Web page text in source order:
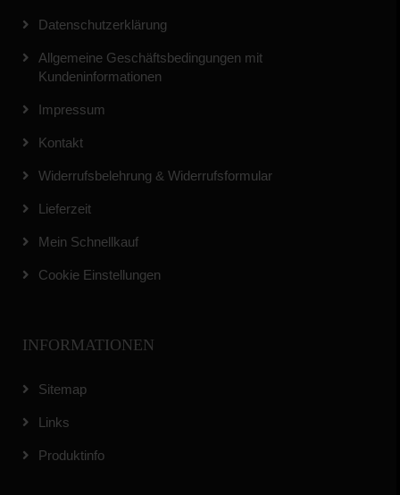
Datenschutzerklärung
Allgemeine Geschäftsbedingungen mit
Kundeninformationen
Impressum
Kontakt
Widerrufsbelehrung & Widerrufsformular
Lieferzeit
Mein Schnellkauf
Cookie Einstellungen
INFORMATIONEN
Sitemap
Links
Produktinfo